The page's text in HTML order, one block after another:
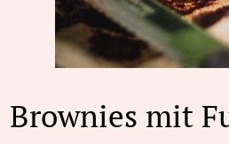
Brownies mit